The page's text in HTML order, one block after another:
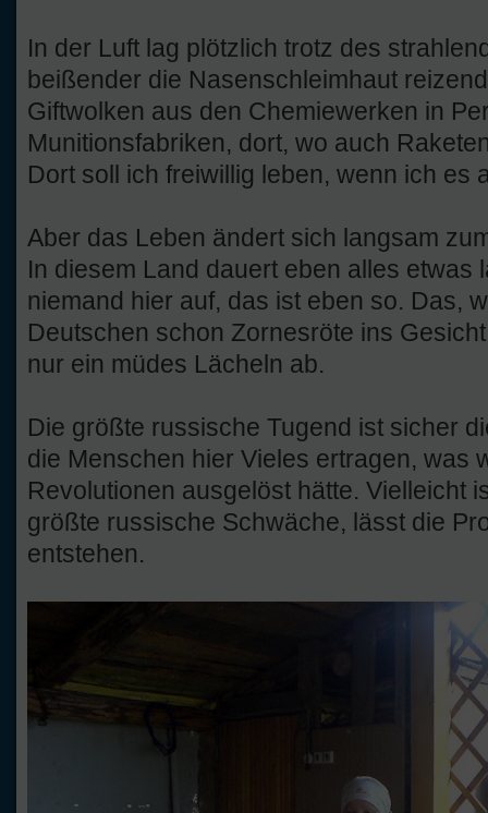
In der Luft lag plötzlich trotz des
beißender die Nasenschleimhaut
Giftwolken aus den Chemiewerken in
Munitionsfabriken, dort, wo auch
Dort soll ich freiwillig leben, wenn ich es
Aber das Leben ändert sich langsam
In diesem Land dauert eben alles etwas
niemand hier auf, das ist eben so. Das,
Deutschen schon Zornesröte ins
nur ein müdes Lächeln ab.
Die größte russische Tugend ist sicher
die Menschen hier Vieles ertragen, was
Revolutionen ausgelöst hätte. Vielleicht
größte russische Schwäche, lässt die
entstehen.